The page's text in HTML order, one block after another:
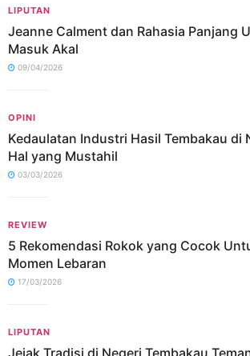
LIPUTAN
Jeanne Calment dan Rahasia Panjang
Masuk Akal
09/04/2026
OPINI
Kedaulatan Industri Hasil Tembakau di
Hal yang Mustahil
03/03/2026
REVIEW
5 Rekomendasi Rokok yang Cocok
Momen Lebaran
17/03/2026
LIPUTAN
Jejak Tradisi di Negeri Tembakau